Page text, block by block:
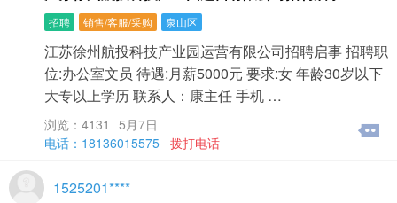
招聘 销售/客服/采购 泉山区
江苏徐州航投科技产业园运营有限公司招聘启事 招聘职
位:办公室文员 待遇:月薪5000元 要求:女 年龄30岁以下
大专以上学历 联系人：康主任 手机 …
浏览：4131
5月7日
电话：18136015575 拨打电话
1525201****